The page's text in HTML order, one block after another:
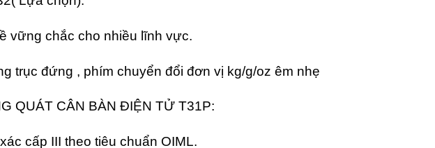
vững chắc cho nhiều lĩnh vực.
trục đứng , phím chuyển đổi đơn vị kg/g/oz êm nhẹ
QUÁT CÂN BÀN ĐIỆN TỬ T31P:
cấp III theo tiêu chuẩn OIML.